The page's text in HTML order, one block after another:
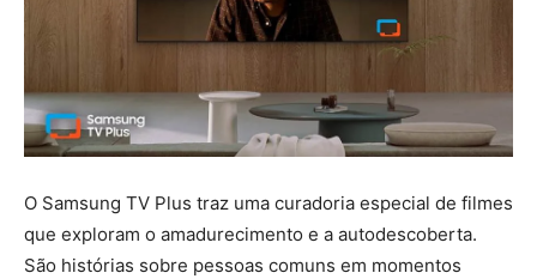
O Samsung TV Plus traz uma curadoria especial de filmes
que exploram o amadurecimento e a autodescoberta.
São histórias sobre pessoas comuns em momentos